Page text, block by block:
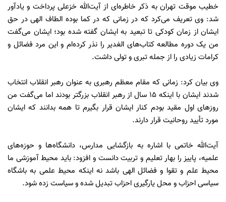
خطیب موقت تهران به ذکر خاطره‌ای از آیت‌الله خزعلی پرداخت و یادآور
شد: وی تعریف می‌کرد که در زمانی که در کما بوده الطاف الهی در حق
ایشان از زمان کودکی تا تبعید به ایشان گفته شده بود؛ ایشان می‌گفت
من یک دوره مطالعه کتاب‌های الغدیر را نذر کرده‌ام و این مرد فضائل و
کرامات زیادی را از جمله تبری و تولی داشت.
وی بیان کرد: زمانی که مقام معظم رهبری به عنوان رهبر انقلاب انتخاب
شدند ایشان با اینکه 15 سال از رهبر انقلاب بزرگتر بودند اما می‌گفت من
روزهای اول مقید بودم کنار ایشان قرار بگیرم تا همه بدانند که ایشان
مورد تأیید روحانیت قرار دارند.
آیت‌الله خاتمی با اشاره به بازگشایی مدارس،‌ دانشگاه‌ها و حوزه‌های
علمیه،‌ پاییز را بهار تعلیم و تربیت دانست و افزود: باید محیط آموزشی ما
محیط علم و تقوا و فضائل الهی باشد نه اینکه محیط علمی به باشگاه
سیاسی احزاب و محل یارگیری احزاب تبدیل شده و سیاست زده شود.